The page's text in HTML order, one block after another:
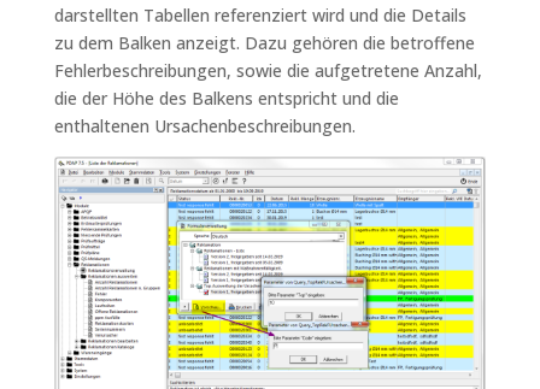
darstellten Tabellen referenziert wird und die Details
zu dem Balken anzeigt. Dazu gehören die betroffene
Fehlerbeschreibungen, sowie die aufgetretene Anzahl,
die der Höhe des Balkens entspricht und die
enthaltenen Ursachenbeschreibungen.